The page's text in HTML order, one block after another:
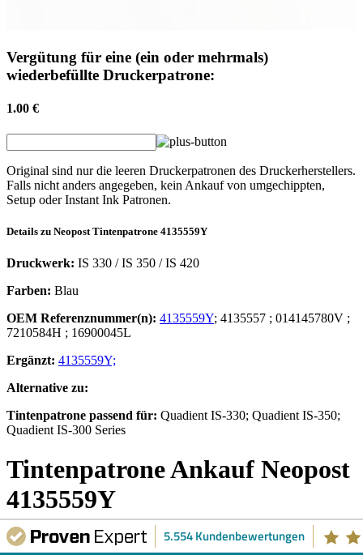
Vergütung für eine (ein oder mehrmals)
wiederbefüllte Druckerpatrone:
1.00 €
Original sind nur die leeren Druckerpatronen des Druckerherstellers.
Falls nicht anders angegeben, kein Ankauf von umgechippten,
Setup oder Instant Ink Patronen.
Details zu Neopost Tintenpatrone 4135559Y
Druckwerk: IS 330 / IS 350 / IS 420
Farben: Blau
OEM Referenznummer(n): 4135559Y; 4135557 ; 014145780V ;
7210584H ; 16900045L
Ergänzt: 4135559Y;
Alternative zu:
Tintenpatrone passend für: Quadient IS-330; Quadient IS-350;
Quadient IS-300 Series
TintenpatroneAnkauf Neopost
4135559Y
Ankauf einer leerenNeopost 4135559Y Tintenpatronezum
5.554 Kundenbewertungen